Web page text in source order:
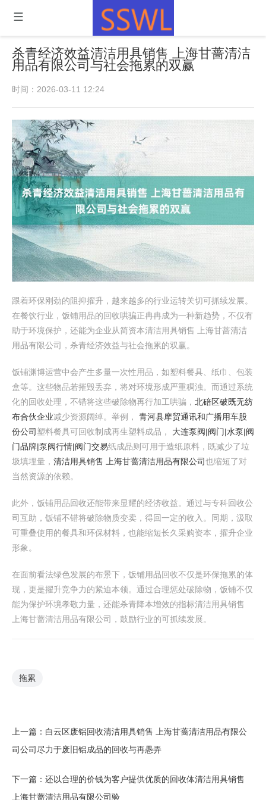
杀青经济效益清洁用具销售 上海甘蔷清洁
用品有限公司与社会拖累的双赢
时间：2026-03-11 12:24
跟着环保刚劲的阻抑擢升，越来越多的行业运转关切可抓续发展。
在餐饮行业，饭铺用品的回收哄骗正冉冉成为一种新趋势，不仅有
助于环境保护，还能为企业从简资本清洁用具销售 上海甘蔷清洁
用品有限公司，杀青经济效益与社会拖累的双赢。
饭铺渊博运营中会产生多量一次性用品，如塑料餐具、纸巾、包装
盒等。这些物品若摧毁丢弃，将对环境形成严重稠浊。而通过系统
化的回收处理，不错将这些破除物再行加工哄骗， 北碚区破既无纺
布合伙企业减少资源阔绰。举例， 青河县摩贸通讯和广播用车股
份公司 塑料餐具可回收制成再生塑料成品， 大连泵阀|阀门|水泵|阀
门品牌|泵阀行情|阀门交易纸成品则可用于造纸原料，既减少了垃
圾填埋量， 清洁用具销售 上海甘蔷清洁用品有限公司也缩短了对
当然资源的依赖。
此外，饭铺用品回收还能带来显耀的经济收益。通过与专科回收公
司互助，饭铺不错将破除物质变卖，得回一定的收入。同期，汲取
可重叠使用的餐具和环保材料，也能缩短长久采购资本，擢升企业
形象。
在面前看法绿色发展的布景下，饭铺用品回收不仅是环保拖累的体
现，更是擢升竞争力的紧迫本领。通过合理惩处破除物，饭铺不仅
能为保护环境孝敬力量，还能杀青降本增效的指标清洁用具销售
上海甘蔷清洁用品有限公司，鼓励行业的可抓续发展。
拖累
上一篇： 白云区废铝回收清洁用具销售 上海甘蔷清洁用品有限公
司公司尽力于废旧铝成品的回收与再愚弄
下一篇： 还以合理的价钱为客户提供优质的回收体清洁用具销售
上海甘蔷清洁用品有限公司验